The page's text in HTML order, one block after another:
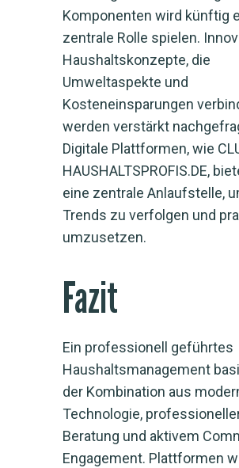
Komponenten wird künftig
zentrale Rolle spielen.
Haushaltskonzepte, die
Umweltaspekte und
Kosteneinsparungen
werden verstärkt
Digitale Plattformen, wie
HAUSHALTSPROFIS.DE,
eine zentrale Anlaufstelle,
Trends zu verfolgen und
umzusetzen.
Fazit
Ein professionell geführtes
Haushaltsmanagement
der Kombination aus
Technologie,
Beratung und aktivem
Engagement. Plattformen